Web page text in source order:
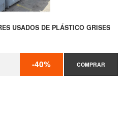
USADOS DE PLÁSTICO GRISES
-40% COMPRAR